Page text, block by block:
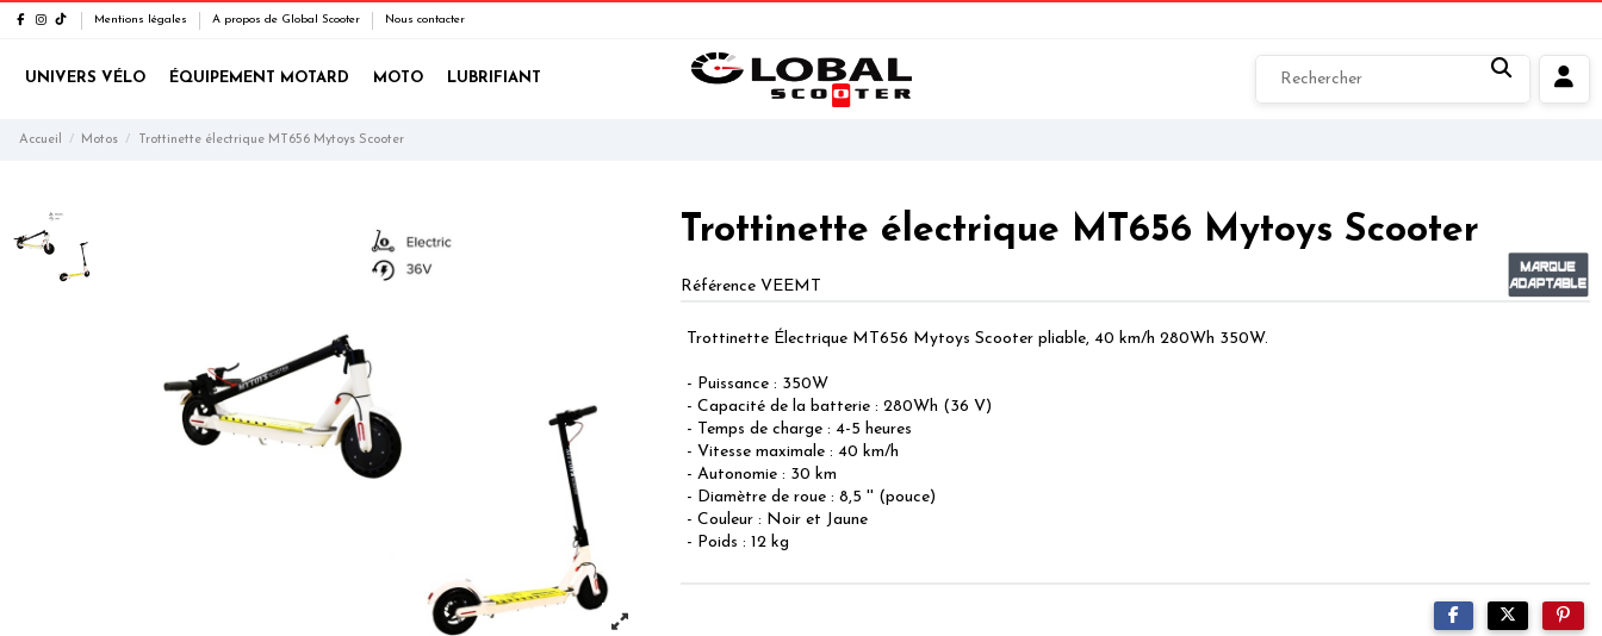
Mentions légales A propos de Global Scooter Nous contacter
UNIVERS VÉLO ÉQUIPEMENT MOTARD MOTO LUBRIFIANT
Accueil Motos Trottinette électrique MT656 Mytoys Scooter
Trottinette électrique MT656 Mytoys Scooter
Référence VEEMT
Trottinette Électrique MT656 Mytoys Scooter pliable, 40 km/h 280Wh 350W.
- Puissance : 350W
- Capacité de la batterie : 280Wh (36 V)
- Temps de charge : 4-5 heures
- Vitesse maximale : 40 km/h
- Autonomie : 30 km
- Diamètre de roue : 8,5 '' (pouce)
- Couleur : Noir et Jaune
- Poids : 12 kg